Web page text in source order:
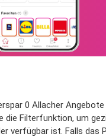
0 Allacher
die Filterfunktion, um
verfügbar ist. Falls